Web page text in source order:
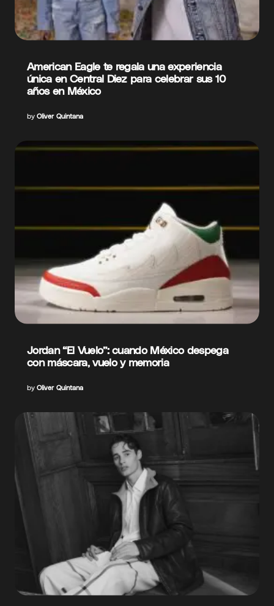
American Eagle te regala una experiencia
única en Central Diez para celebrar sus 10
años en México
by Oliver Quintana
Jordan “El Vuelo”: cuando México despega
con máscara, vuelo y memoria
by Oliver Quintana